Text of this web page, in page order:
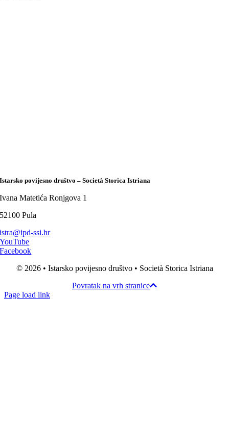
Istarsko povijesno društvo – Società Storica Istriana
Ivana Matetića Ronjgova 1
52100 Pula
istra@ipd-ssi.hr
YouTube
Facebook
© 2026 • Istarsko povijesno društvo • Società Storica Istriana
Povratak na vrh stranice
Page load link